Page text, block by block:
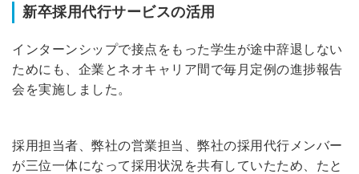
新卒採用代行サービスの活用
インターンシップで接点をもった学生が途中辞退しない
ためにも、企業とネオキャリア間で毎月定例の進捗報告
会を実施しました。
採用担当者、弊社の営業担当、弊社の採用代行メンバー
が三位一体になって採用状況を共有していたため、たと